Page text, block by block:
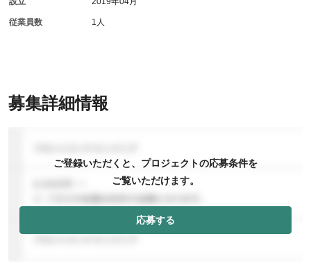
募集詳細情報
ご登録いただくと、プロジェクトの応募条件を
ご覧いただけます。
応募する
従業員数 1人